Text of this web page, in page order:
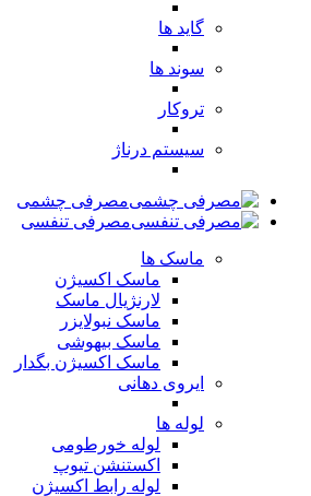
گاید ها
سوند ها
تروکار
سیستم درناژ
مصرفی چشمی
مصرفی تنفسی
ماسک ها
ماسک اکسیژن
لارنژیال ماسک
ماسک نبولایزر
ماسک بیهوشی
ماسک اکسیژن بگدار
ایروی دهانی
لوله ها
لوله خورطومی
اکستنشن تیوپ
لوله رابط اکسیژن